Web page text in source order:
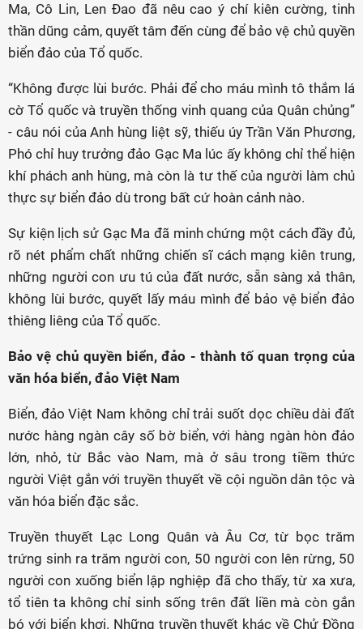
Ma, Cô Lin, Len Đao đã nêu cao ý chí kiên cường, tinh
thần dũng cảm, quyết tâm đến cùng để bảo vệ chủ quyền
biển đảo của Tổ quốc.
“Không được lùi bước. Phải để cho máu mình tô thắm lá
cờ Tổ quốc và truyền thống vinh quang của Quân chủng”
- câu nói của Anh hùng liệt sỹ, thiếu úy Trần Văn Phương,
Phó chỉ huy trưởng đảo Gạc Ma lúc ấy không chỉ thể hiện
khí phách anh hùng, mà còn là tư thế của người làm chủ
thực sự biển đảo dù trong bất cứ hoàn cảnh nào.
Sự kiện lịch sử Gạc Ma đã minh chứng một cách đầy đủ,
rõ nét phẩm chất những chiến sĩ cách mạng kiên trung,
những người con ưu tú của đất nước, sẵn sàng xả thân,
không lùi bước, quyết lấy máu mình để bảo vệ biển đảo
thiêng liêng của Tổ quốc.
Bảo vệ chủ quyền biển, đảo - thành tố quan trọng của
văn hóa biển, đảo Việt Nam
Biển, đảo Việt Nam không chỉ trải suốt dọc chiều dài đất
nước hàng ngàn cây số bờ biển, với hàng ngàn hòn đảo
lớn, nhỏ, từ Bắc vào Nam, mà ở sâu trong tiềm thức
người Việt gắn với truyền thuyết về cội nguồn dân tộc và
văn hóa biển đặc sắc.
Truyền thuyết Lạc Long Quân và Âu Cơ, từ bọc trăm
trứng sinh ra trăm người con, 50 người con lên rừng, 50
người con xuống biển lập nghiệp đã cho thấy, từ xa xưa,
tổ tiên ta không chỉ sinh sống trên đất liền mà còn gắn
bó với biển khơi. Những truyền thuyết khác về Chử Đồng